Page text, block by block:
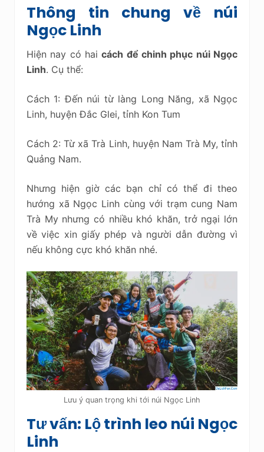
Thông tin chung về núi
Ngọc Linh
Hiện nay có haicách để chinh phục núi Ngọc
Linh. Cụ thể:
Cách 1: Đến núi từ làng Long Năng, xã Ngọc
Linh, huyện Đắc Glei, tỉnh Kon Tum
Cách 2: Từ xã Trà Linh, huyện Nam Trà My, tỉnh
Quảng Nam.
Nhưng hiện giờ các bạn chỉ có thể đi theo
hướng xã Ngọc Linh cùng với trạm cung Nam
Trà My nhưng có nhiều khó khăn, trở ngại lớn
về việc xin giấy phép và người dẫn đường vì
nếu không cực khó khăn nhé.
Lưu ý quan trọng khi tới núi Ngọc Linh
Tư vấn: Lộ trình leo núi Ngọc
Linh